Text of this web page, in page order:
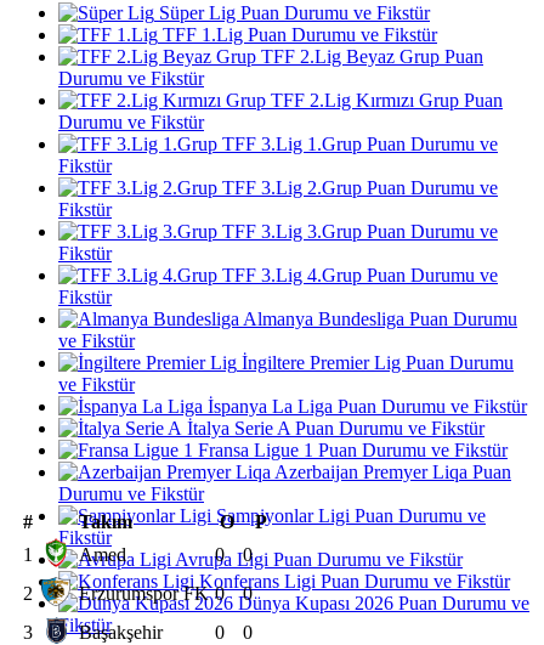
Süper Lig Puan Durumu ve Fikstür
TFF 1.Lig Puan Durumu ve Fikstür
TFF 2.Lig Beyaz Grup Puan
Durumu ve Fikstür
TFF 2.Lig Kırmızı Grup Puan
Durumu ve Fikstür
TFF 3.Lig 1.Grup Puan Durumu ve
Fikstür
TFF 3.Lig 2.Grup Puan Durumu ve
Fikstür
TFF 3.Lig 3.Grup Puan Durumu ve
Fikstür
TFF 3.Lig 4.Grup Puan Durumu ve
Fikstür
Almanya Bundesliga Puan Durumu
ve Fikstür
İngiltere Premier Lig Puan Durumu
ve Fikstür
İspanya La Liga Puan Durumu ve Fikstür
İtalya Serie A Puan Durumu ve Fikstür
Fransa Ligue 1 Puan Durumu ve Fikstür
Azerbaijan Premyer Liqa Puan
Durumu ve Fikstür
Şampiyonlar Ligi Puan Durumu ve
Fikstür
Avrupa Ligi Puan Durumu ve Fikstür
Konferans Ligi Puan Durumu ve Fikstür
Dünya Kupası 2026 Puan Durumu ve
Fikstür
# Takım O
P
1
Amed 0
0
2
Erzurumspor FK 0
0
3
Başakşehir 0
0